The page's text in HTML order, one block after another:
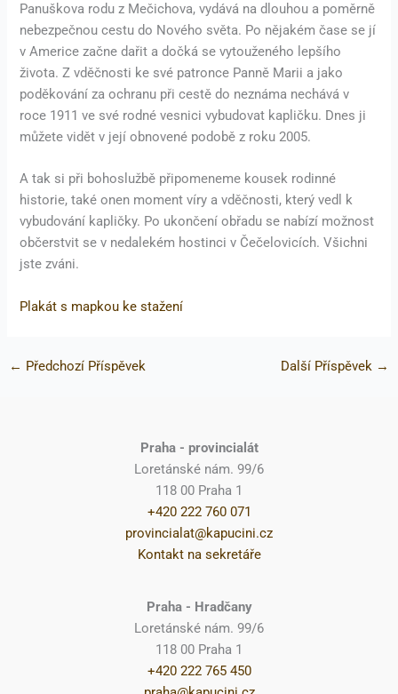
Panuškova rodu z Mečichova, vydává na dlouhou a poměrně
nebezpečnou cestu do Nového světa. Po nějakém čase se jí
v Americe začne dařit a dočká se vytouženého lepšího
života. Z vděčnosti ke své patronce Panně Marii a jako
poděkování za ochranu při cestě do neznáma nechává v
roce 1911 ve své rodné vesnici vybudovat kapličku. Dnes ji
můžete vidět v její obnovené podobě z roku 2005.
A tak si při bohoslužbě připomeneme kousek rodinné
historie, také onen moment víry a vděčnosti, který vedl k
vybudování kapličky. Po ukončení obřadu se nabízí možnost
občerstvit se v nedalekém hostinci v Čečelovicích. Všichni
jste zváni.
Plakát s mapkou ke stažení
← Předchozí Příspěvek Další Příspěvek →
Praha - provincialát
Loretánské nám. 99/6
118 00 Praha 1
+420 222 760 071
provincialat@kapucini.cz
Kontakt na sekretáře
Praha - Hradčany
Loretánské nám. 99/6
118 00 Praha 1
+420 222 765 450